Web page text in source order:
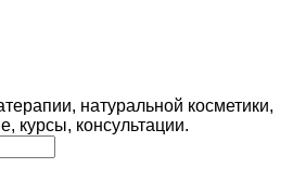
натуральной косметики,
курсы, консультации.